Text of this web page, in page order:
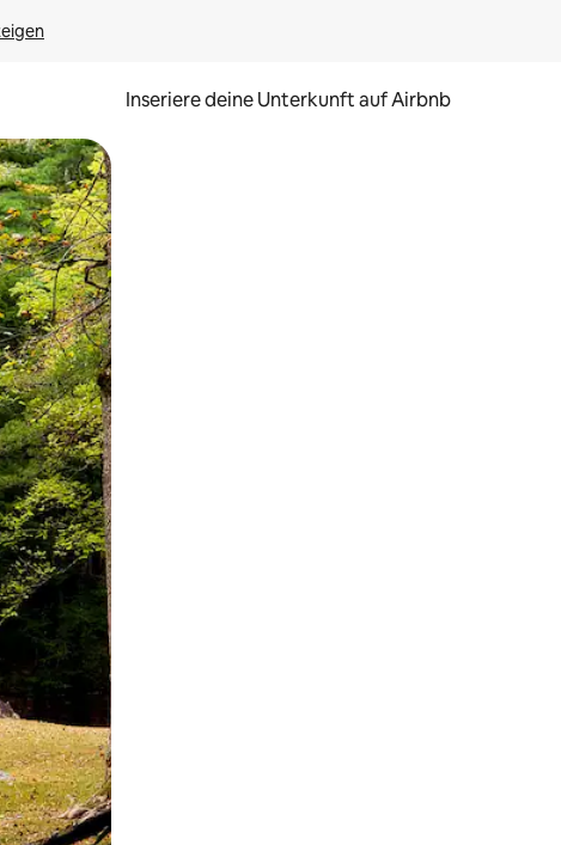
Inseriere deine Unterkunft auf Airbnb
Berühren oder Wischgesten.